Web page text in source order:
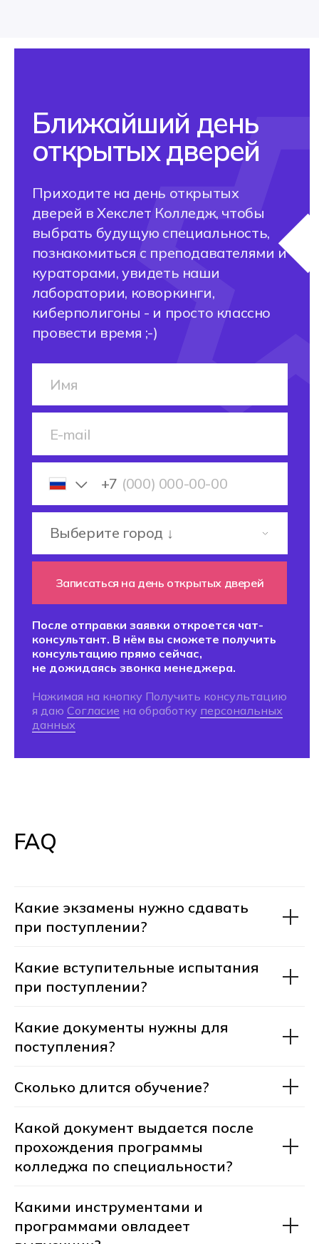
FAQ
Какие экзамены нужно сдавать
при поступлении?
Какие вступительные испытания
при поступлении?
Какие документы нужны для
поступления?
Сколько длится обучение?
Какой документ выдается после
прохождения программы
колледжа по специальности?
Какими инструментами и
программами овладеет
Какие профессии Вы
освоите:
Разработчик компьютерных
игр
Веб-разработчик
IT-специалист
Одна специальность — несколько
профессиональных направлений!
Выбери свой карьерный
путь →
С дипломом
колледжа
вы cможете
А мне подойдет
Хекслет Колледж
с 20+ вузами страны
Устроиться на работу
устраиваются на работу в IT
в течение 1 года после выпуска
Хекслет Колледж
работодателями, для успешного
трудоустройства:
мы гарантируем вам
компаниях и активную помощь
в старте карьеры